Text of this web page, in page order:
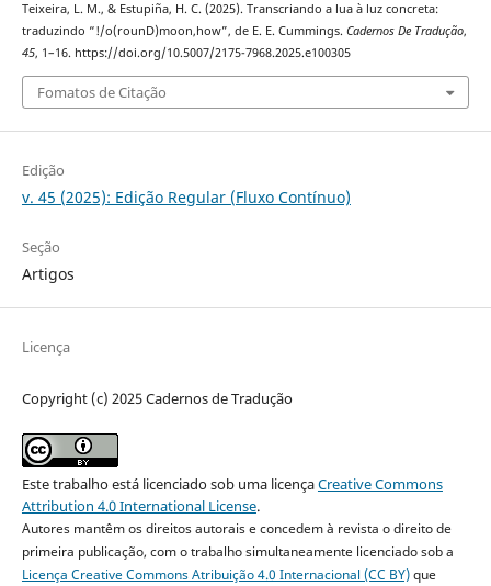
Teixeira, L. M., & Estupiña, H. C. (2025). Transcriando a lua à luz concreta:
traduzindo “!/o(rounD)moon,how”, de E. E. Cummings. Cadernos De Tradução,
45, 1–16. https://doi.org/10.5007/2175-7968.2025.e100305
Fomatos de Citação
Edição
v. 45 (2025): Edição Regular (Fluxo Contínuo)
Seção
Artigos
Licença
Copyright (c) 2025 Cadernos de Tradução
Este trabalho está licenciado sob uma licençaCreative Commons
Attribution 4.0 International License.
Autores mantêm os direitos autorais e concedem à revista o direito de
primeira publicação, com o trabalho simultaneamente licenciado sob a
Licença Creative Commons Atribuição 4.0 Internacional (CC BY)que